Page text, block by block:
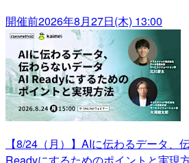
開催前2026年8月27日(木) 13:00
【8/24（月）】AIに伝わるデータ、